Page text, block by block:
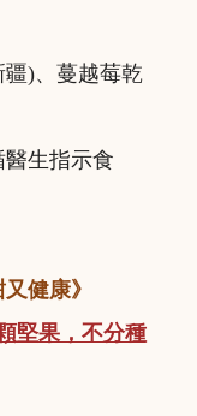
)、蔓越莓乾
生指示食
健康》
堅果，不分種